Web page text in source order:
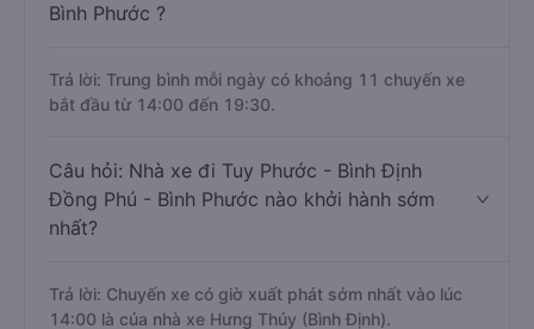
Bình Phước ?
Trả lời: Trung bình mỗi ngày có khoảng 11 chuyến xe
bắt đầu từ 14:00 đến 19:30.
Câu hỏi: Nhà xe đi Tuy Phước - Bình Định
Đồng Phú - Bình Phước nào khởi hành sớm
nhất?
Trả lời: Chuyến xe có giờ xuất phát sớm nhất vào lúc
14:00 là của nhà xe Hưng Thủy (Bình Định).